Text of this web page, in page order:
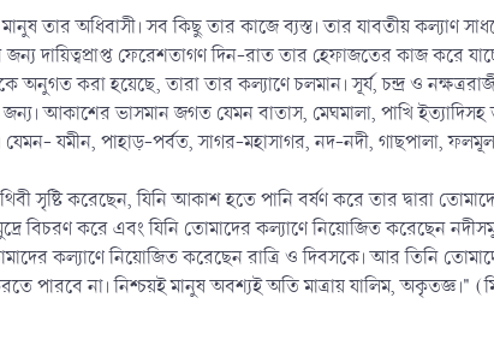
তার অধিবাসী। সব কিছু তার কাজে ব্যস্ত। তার যাবতীয় কল্যাণ
দায়িত্বপ্রাপ্ত ফেরেশতাগণ দিন-রাত তার হেফাজতের কাজ করে
অনুগত করা হয়েছে, তারা তার কল্যাণে চলমান। সূর্য, চন্দ্র ও
জন্য। আকাশের ভাসমান জগত যেমন বাতাস, মেঘমালা, পাখি
যেমন- যমীন, পাহাড়-পর্বত, সাগর-মহাসাগর, নদ-নদী, গাছপালা,
সৃষ্টি করেছেন, যিনি আকাশ হতে পানি বর্ষণ করে তার দ্বারা
বিচরণ করে এবং যিনি তোমাদের কল্যাণে নিয়োজিত করেছেন
কল্যাণে নিয়োজিত করেছেন রাত্রি ও দিবসকে। আর তিনি
পারবে না। নিশ্চয়ই মানুষ অবশ্যই অতি মাত্রায় যালিম,